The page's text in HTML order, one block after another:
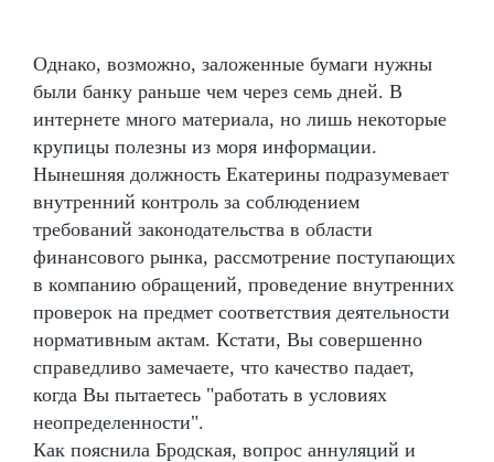
Однако, возможно, заложенные бумаги нужны
были банку раньше чем через семь дней. В
интернете много материала, но лишь некоторые
крупицы полезны из моря информации.
Нынешняя должность Екатерины подразумевает
внутренний контроль за соблюдением
требований законодательства в области
финансового рынка, рассмотрение поступающих
в компанию обращений, проведение внутренних
проверок на предмет соответствия деятельности
нормативным актам. Кстати, Вы совершенно
справедливо замечаете, что качество падает,
когда Вы пытаетесь "работать в условиях
неопределенности".
Как пояснила Бродская, вопрос аннуляций и